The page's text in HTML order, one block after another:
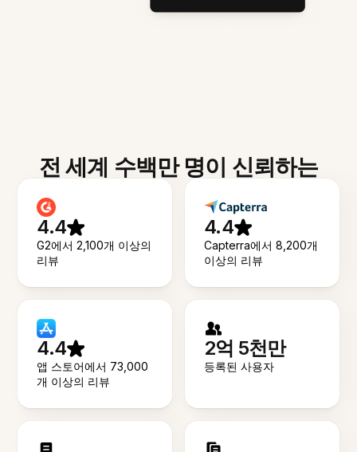
전 세계 수백만 명이 신뢰하는
4.4
G2에서 2,100개 이상의
리뷰
4.4
Capterra에서 8,200개
이상의 리뷰
4.4
앱 스토어에서 73,000
개 이상의 리뷰
2억 5천만
등록된 사용자